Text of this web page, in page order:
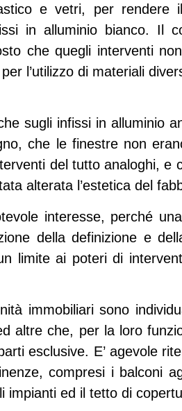
e vetri, per rendere
in alluminio bianco. Il
che quegli interventi
l’utilizzo di materiali
sugli infissi in alluminio
che le finestre non
del tutto analoghi, e
alterata l’estetica del
interesse, perché
della definizione e
limite ai poteri di
immobiliari sono
altre che, per la loro
esclusive. E’ agevole
compresi i balconi
impianti ed il tetto di